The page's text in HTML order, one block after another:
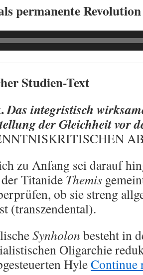
permanente Revolution
Studien-Text
Das integristisch
der Gleichheit vor
zu Anfang sei darauf
Titanide Themis
ob sie streng
(transzendental).
Synholon besteht in
Oligarchie
HyleContinue